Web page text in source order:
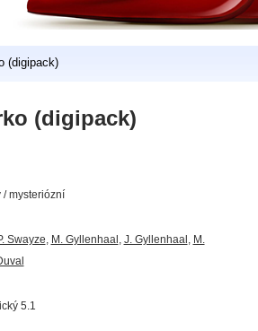
(digipack)
(digipack)
/ mysteriózní
Swayze, M. Gyllenhaal, J. Gyllenhaal, M.
5.1